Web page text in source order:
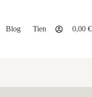
Blog Tienda
Carro
0,00 €